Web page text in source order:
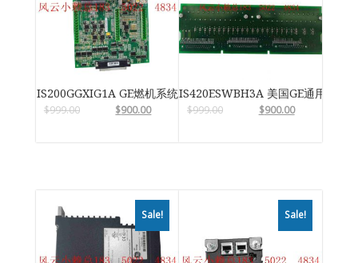
IS200GGXIG1A GE燃机系统
$999.00 $900.00
IS420ESWBH3A 美国GE通用电气
$999.00 $900.00
Sale! Sale!